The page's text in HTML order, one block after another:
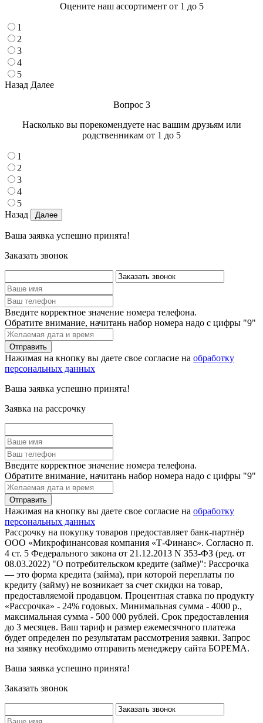
Оцените наш ассортимент от 1 до 5
1
2
3
4
5
Назад Далее
Вопрос 3
Насколько вы порекомендуете нас вашим друзьям или
родственникам от 1 до 5
1
2
3
4
5
Назад
Ваша заявка успешно принята!
Заказать звонок
Введите корректное значение номера телефона.
Обратите внимание, начитань набор номера надо с цифры "9"
Нажимая на кнопку вы даете свое согласие на обработку
персональных данных
Ваша заявка успешно принята!
Заявка на рассрочку
Введите корректное значение номера телефона.
Обратите внимание, начитань набор номера надо с цифры "9"
Нажимая на кнопку вы даете свое согласие на обработку
персональных данных
Рассрочку на покупку товаров предоставляет банк-партнёр
ООО «Микрофинансовая компания «Т-Финанс». Согласно п.
4 ст. 5 Федерального закона от 21.12.2013 N 353-ФЗ (ред. от
08.03.2022) "О потребительском кредите (займе)": Рассрочка
— это форма кредита (займа), при которой переплаты по
кредиту (займу) не возникает за счет скидки на товар,
предоставляемой продавцом. Процентная ставка по продукту
«Рассрочка» - 24% годовых. Минимальная сумма - 4000 р.,
максимальная сумма - 500 000 рублей. Срок предоставления
до 3 месяцев. Ваш тариф и размер ежемесячного платежа
будет определен по результатам рассмотрения заявки. Запрос
на заявку необходимо отправить менеджеру сайта БОРЕМА.
Ваша заявка успешно принята!
Заказать звонок